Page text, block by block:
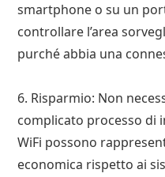
smartphone o su un
controllare l’area
purché abbia una
6. Risparmio: Non
complicato processo di
WiFi possono
economica rispetto ai